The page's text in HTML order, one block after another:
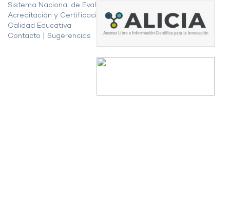
Sistema Nacional de Evaluación,
Acreditación y Certificación de la
Calidad Educativa
Contacto
Sugerencias